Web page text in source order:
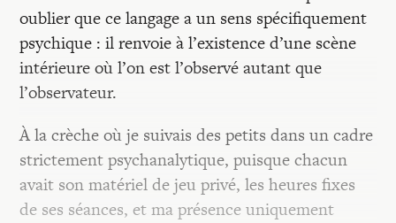
oublier que ce langage a un sens spécifiquement
psychique : il renvoie à l’existence d’une scène
intérieure où l’on est l’observé autant que
l’observateur.
À la crèche où je suivais des petits dans un cadre
strictement psychanalytique, puisque chacun
avait son matériel de jeu privé, les heures fixes
de ses séances, et ma présence uniquement